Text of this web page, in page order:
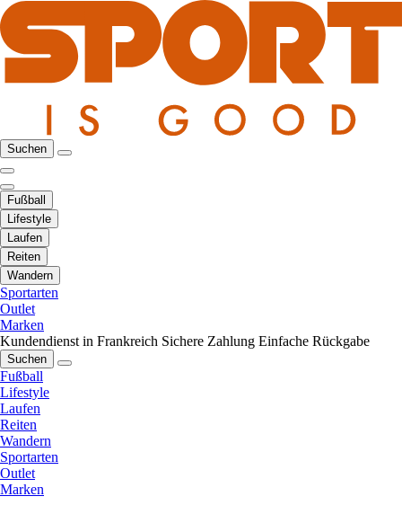
Suchen
Fußball
Lifestyle
Laufen
Reiten
Wandern
Sportarten
Outlet
Marken
Kundendienst in Frankreich Sichere Zahlung Einfache Rückgabe
Suchen
Fußball
Lifestyle
Laufen
Reiten
Wandern
Sportarten
Outlet
Marken